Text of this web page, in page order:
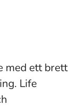
med ett brett
Life